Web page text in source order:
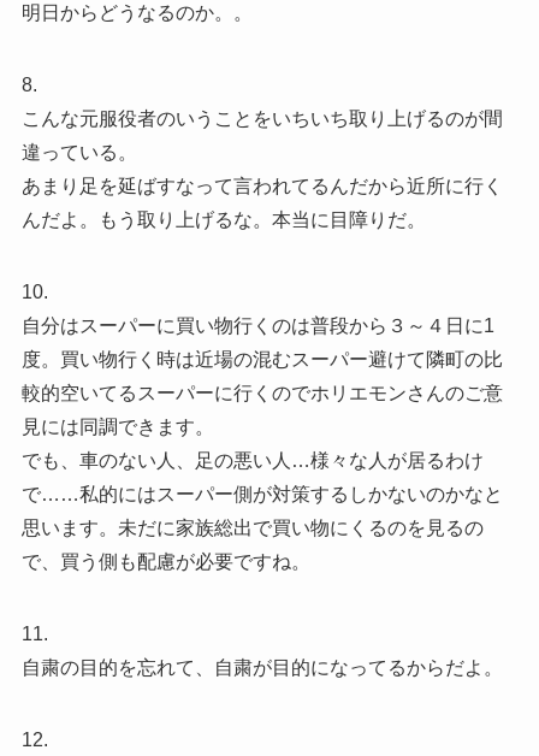
明日からどうなるのか。。
8.
こんな元服役者のいうことをいちいち取り上げるのが間
違っている。
あまり足を延ばすなって言われてるんだから近所に行く
んだよ。もう取り上げるな。本当に目障りだ。
10.
自分はスーパーに買い物行くのは普段から３～４日に1
度。買い物行く時は近場の混むスーパー避けて隣町の比
較的空いてるスーパーに行くのでホリエモンさんのご意
見には同調できます。
でも、車のない人、足の悪い人…様々な人が居るわけ
で……私的にはスーパー側が対策するしかないのかなと
思います。未だに家族総出で買い物にくるのを見るの
で、買う側も配慮が必要ですね。
11.
自粛の目的を忘れて、自粛が目的になってるからだよ。
12.